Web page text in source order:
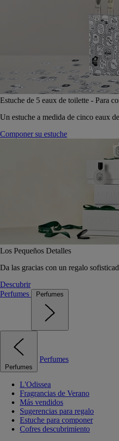
Estuche de 5 eaux de toilette - Para
Un estuche a medida de cinco eaux
Componer su estuche
Los Pequeños Detalles
Da las gracias con un regalo
Descubrir
Perfumes
Perfumes
Perfumes
Perfumes
L'Odissea
Fragrancias de Verano
Más vendidos
Sugerencias para regalo
Estuche para componer
Cofres descubrimiento